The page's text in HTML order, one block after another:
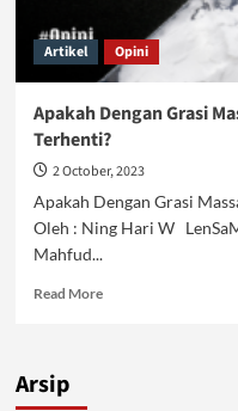
Artikel Opini
Apakah Dengan Grasi
Terhenti?
2 October, 2023
Apakah Dengan Grasi
Oleh : Ning Hari W
Mahfud...
Read MoreRead
Arsip